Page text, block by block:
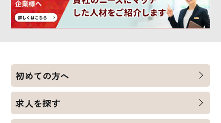
初めての方へ
求人を探す